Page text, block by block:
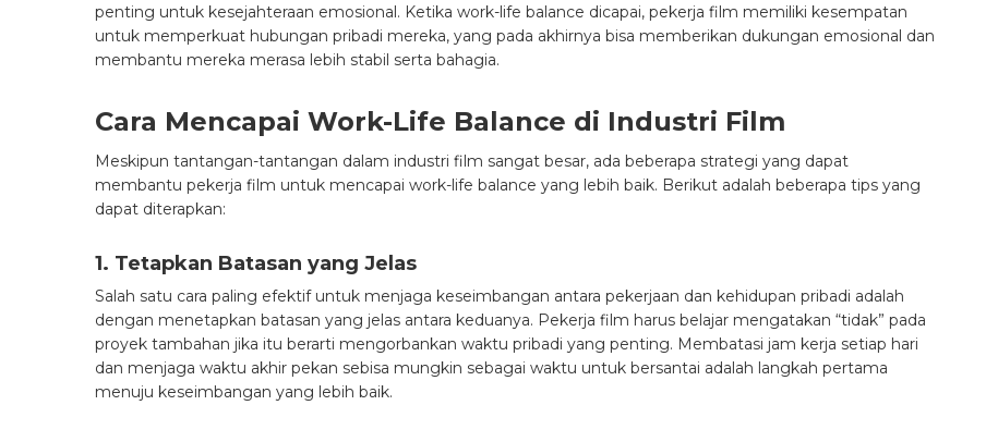
penting untuk kesejahteraan emosional. Ketika work-life balance dicapai, pekerja film memiliki kesempatan
untuk memperkuat hubungan pribadi mereka, yang pada akhirnya bisa memberikan dukungan emosional dan
membantu mereka merasa lebih stabil serta bahagia.
Cara Mencapai Work-Life Balance di Industri Film
Meskipun tantangan-tantangan dalam industri film sangat besar, ada beberapa strategi yang dapat
membantu pekerja film untuk mencapai work-life balance yang lebih baik. Berikut adalah beberapa tips yang
dapat diterapkan:
1. Tetapkan Batasan yang Jelas
Salah satu cara paling efektif untuk menjaga keseimbangan antara pekerjaan dan kehidupan pribadi adalah
dengan menetapkan batasan yang jelas antara keduanya. Pekerja film harus belajar mengatakan “tidak” pada
proyek tambahan jika itu berarti mengorbankan waktu pribadi yang penting. Membatasi jam kerja setiap hari
dan menjaga waktu akhir pekan sebisa mungkin sebagai waktu untuk bersantai adalah langkah pertama
menuju keseimbangan yang lebih baik.